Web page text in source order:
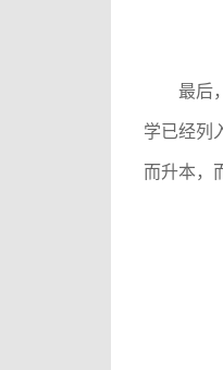
最后
学已经列
而升本，